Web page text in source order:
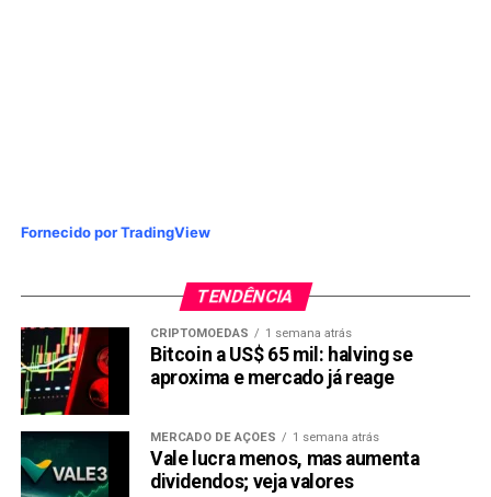
Fornecido por TradingView
TENDÊNCIA
CRIPTOMOEDAS 1 semana atrás
Bitcoin a US$ 65 mil: halving se
aproxima e mercado já reage
MERCADO DE AÇÕES 1 semana atrás
Vale lucra menos, mas aumenta
dividendos; veja valores